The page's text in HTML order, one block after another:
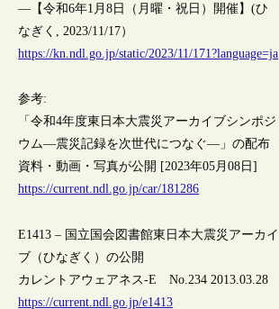
―【令和6年1月8日（月曜・祝日）開催】(ひ
なぎく, 2023/11/17）
https://kn.ndl.go.jp/static/2023/11/171?language=ja
参考:
「令和4年度東日本大震災アーカイブシンポジ
ウム―震災記録を次世代につなぐ―」の配布
資料・動画・写真が公開 [2023年05月08日]
https://current.ndl.go.jp/car/181286
E1413 – 国立国会図書館東日本大震災アーカイ
ブ（ひなぎく）の公開
カレントアウェアネス-E No.234 2013.03.28
https://current.ndl.go.jp/e1413